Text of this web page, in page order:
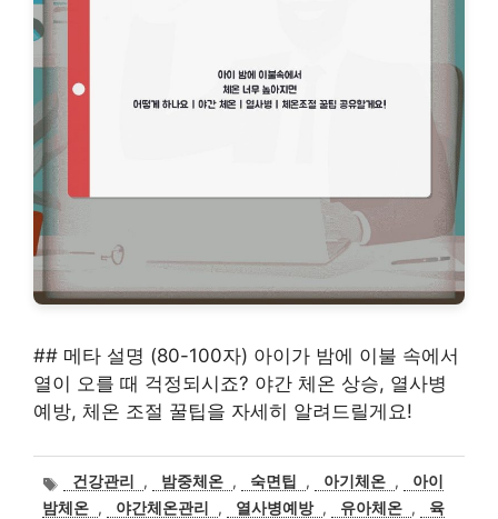
## 메타 설명 (80-100자) 아이가 밤에 이불 속에서
열이 오를 때 걱정되시죠? 야간 체온 상승, 열사병
예방, 체온 조절 꿀팁을 자세히 알려드릴게요!
태
그
건강관리 , 밤중체온 , 숙면팁 , 아기체온 ,
아이
밤체온 , 야간체온관리 , 열사병예방 , 유아체온 ,
육